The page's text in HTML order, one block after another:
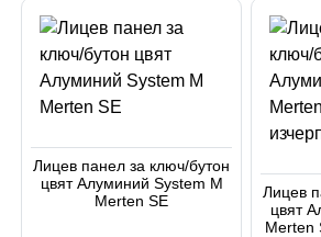
Лицев панел за ключ/бутон
цвят Алуминий System M
Merten SE
Лицев
цвят
Merten